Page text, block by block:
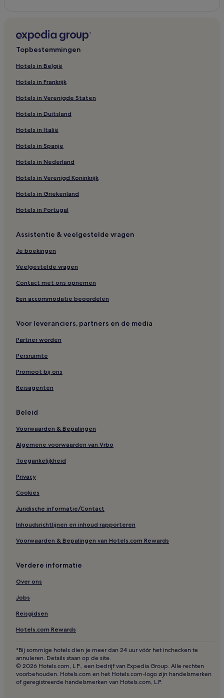
Topbestemmingen
Hotels in België
Hotels in Frankrijk
Hotels in Verenigde Staten
Hotels in Duitsland
Hotels in Italië
Hotels in Spanje
Hotels in Nederland
Hotels in Verenigd Koninkrijk
Hotels in Griekenland
Hotels in Portugal
Assistentie & veelgestelde vragen
Je boekingen
Veelgestelde vragen
Contact met ons opnemen
Een accommodatie beoordelen
Voor leveranciers, partners en de media
Partner worden
Persruimte
Promoot bij ons
Reisagenten
Beleid
Voorwaarden & Bepalingen
Algemene voorwaarden van Vrbo
Toegankelijkheid
Privacy
Cookies
Juridische informatie/Contact
Inhoudsrichtlijnen en inhoud rapporteren
Voorwaarden & Bepalingen van Hotels.com Rewards
Verdere informatie
Over ons
Jobs
Reisgidsen
Hotels.com Rewards
*Bij sommige hotels dien je meer dan 24 uur vóór het inchecken te
annuleren. Details staan op de site.
© 2026 Hotels.com, L.P., een bedrijf van Expedia Group. Alle rechten
voorbehouden. Hotels.com en het Hotels.com-logo zijn handelsmerken
of geregistreerde handelsmerken van Hotels.com, L.P.